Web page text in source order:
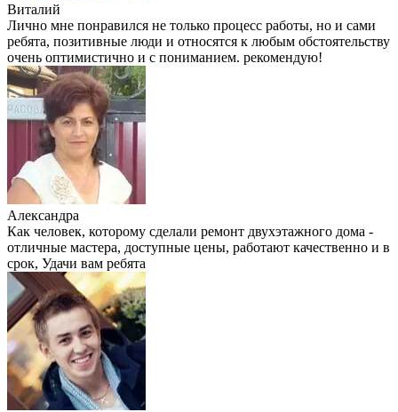
Виталий
Лично мне понравился не только процесс работы, но и сами
ребята, позитивные люди и относятся к любым обстоятельству
очень оптимистично и с пониманием. рекомендую!
Александра
Как человек, которому сделали ремонт двухэтажного дома -
отличные мастера, доступные цены, работают качественно и в
срок, Удачи вам ребята